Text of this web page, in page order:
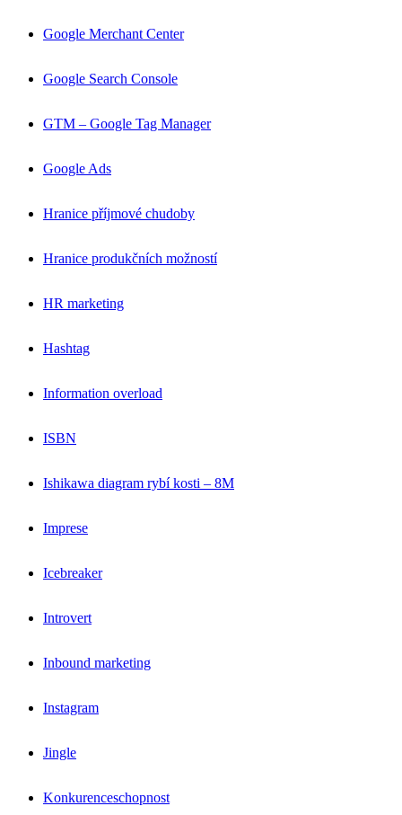
Google Merchant Center
Google Search Console
GTM – Google Tag Manager
Google Ads
Hranice příjmové chudoby
Hranice produkčních možností
HR marketing
Hashtag
Information overload
ISBN
Ishikawa diagram rybí kosti – 8M
Imprese
Icebreaker
Introvert
Inbound marketing
Instagram
Jingle
Konkurenceschopnost